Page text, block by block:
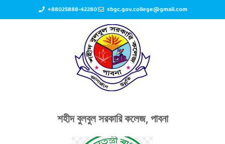
+88025888-42280 sbgc.gov.college@gmail.com
শহীদ বুলবুল সরকারি কলেজ, পাবনা